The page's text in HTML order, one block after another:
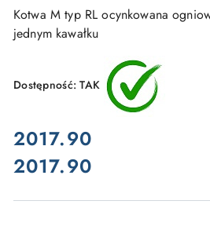
Kotwa M typ RL ocynkowana
jednym kawałku
Dostępność:TAK
cena:
2017.90
Cena:
2017.90